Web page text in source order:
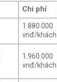
Chi phí
1.880.000
vnđ/khách
1.960.000
vnđ/khách